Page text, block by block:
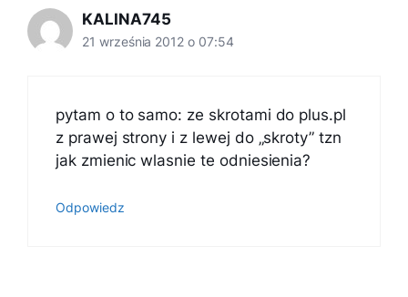
KALINA745
21 września 2012 o 07:54
pytam o to samo: ze skrotami do plus.pl
z prawej strony i z lewej do „skroty” tzn
jak zmienic wlasnie te odniesienia?
Odpowiedz